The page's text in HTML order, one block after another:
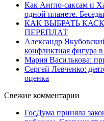
Как Англо-саксам и
одной планете.
КАК ВЫБРАТЬ
ПЕРЕПЛАТ
Александр
конфликтная фигура
Мария Василькова:
Сергей Левченко:
оценка
Свежие комментарии
ГосДума приняла